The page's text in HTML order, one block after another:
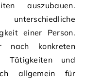
auszubauen.
einer Person.
nach konkreten
Tätigkeiten und
allgemein für